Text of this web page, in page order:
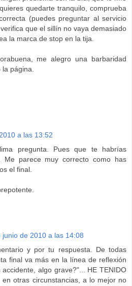
quedarte tranquilo, comprueba
(puedes preguntar al servicio
que el sillín no vaya demasiado
la marca de stop en la tija.
me alegro una barbaridad
la página.
a las 13:52
pregunta. Pues que te habrías
Me parece muy correcto como has
el final.
junio de 2010 a las 14:08
y por tu respuesta. De todas
final va más en la línea de reflexión
algo grave?"... HE TENIDO
en otras circunstancias, a lo mejor no